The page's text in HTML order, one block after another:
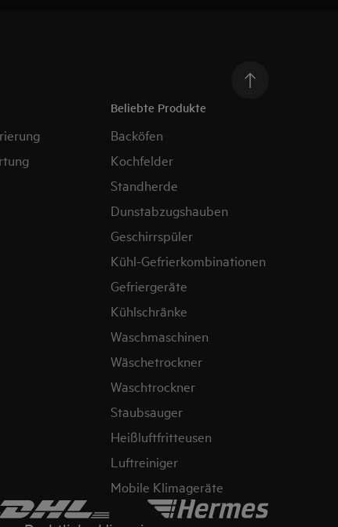
Beliebte Produkte
Backöfen
Kochfelder
Standherde
Dunstabzugshauben
Geschirrspüler
Kühl-Gefrierkombinationen
Gefriergeräte
Kühlschränke
Waschmaschinen
Wäschetrockner
Waschtrockner
Staubsauger
Heißluftfritteusen
Luftreiniger
Mobile Klimageräte